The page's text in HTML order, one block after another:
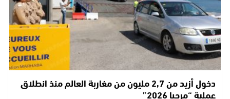
دخول أزيد من 2,7 مليون من مغاربة العالم منذ انطلاق
عملية “مرحبا 2026”